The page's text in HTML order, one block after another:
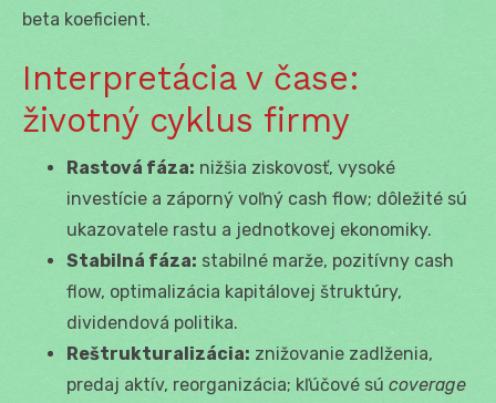
beta koeficient.
Interpretácia v čase:
životný cyklus firmy
Rastová fáza: nižšia ziskovosť, vysoké
investície a záporný voľný cash flow; dôležité sú
ukazovatele rastu a jednotkovej ekonomiky.
Stabilná fáza: stabilné marže, pozitívny cash
flow, optimalizácia kapitálovej štruktúry,
dividendová politika.
Reštrukturalizácia: znižovanie zadlženia,
predaj aktív, reorganizácia; kľúčové sú coverage